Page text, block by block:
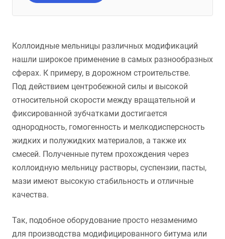
Коллоидные мельницы различных модификаций
нашли широкое применение в самых разнообразных
сферах. К примеру, в дорожном строительстве.
Под действием центробежной силы и высокой
относительной скорости между вращательной и
фиксированной зубчатками достигается
однородность, гомогенность и мелкодисперсность
жидких и полужидких материалов, а также их
смесей. Полученные путем прохождения через
коллоидную мельницу растворы, суспензии, пасты,
мази имеют высокую стабильность и отличные
качества.
Так, подобное оборудование просто незаменимо
для производства модифицированного битума или